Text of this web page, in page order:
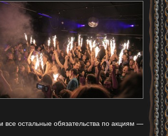
все остальные обязательства по акциям —